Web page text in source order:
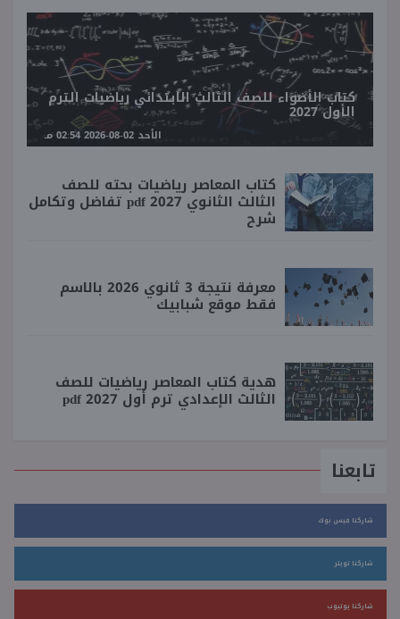
كتاب الأضواء للصف الثالث الابتدائي رياضيات الترم
الأول 2027
الأحد 02-08-2026 02:54 مـ
كتاب المعاصر رياضيات بحته للصف
الثالث الثانوي 2027 pdf تفاضل وتكامل
شرح
معرفة نتيجة 3 ثانوي 2026 بالاسم
فقط موقع شبابيك
هدية كتاب المعاصر رياضيات للصف
الثالث الإعدادي ترم أول 2027 pdf
تابعنا
شاركنا فيس بوك
شاركنا تويتر
شاركنا يوتيوب